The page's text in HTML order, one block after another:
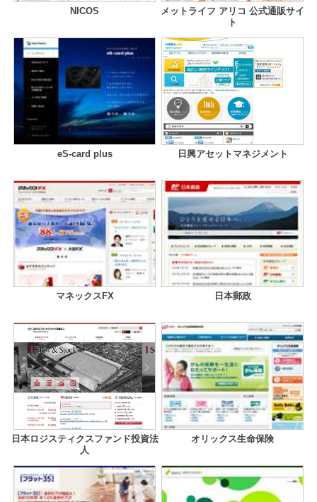
NICOS
メットライフ アリコ 公式通販サイ
ト
eS-card plus 日興アセットマネジメント
マネックスFX 日本郵政
日本ロジスティクスファンド投資法
人
オリックス生命保険